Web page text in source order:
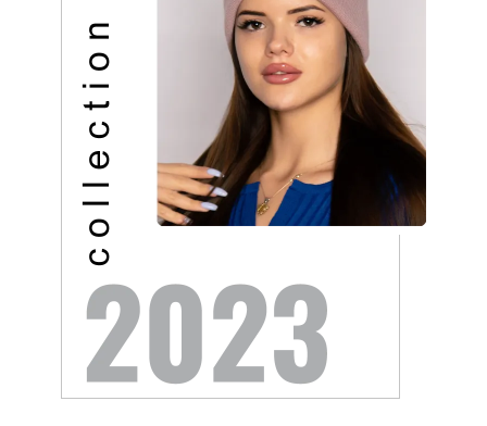
Балерина Волочкова
заявила, что у нее
появилась гематома
после выхода на сцену
Александр Розенбаум
стыдится называть себя
звездой
Путин наградил Баскова
орденом «За заслуги
перед Отечеством» IV
Корейский исполнитель
песен Цоя Сон Вон Соп
захотел пожить в Нижнем
Новгороде